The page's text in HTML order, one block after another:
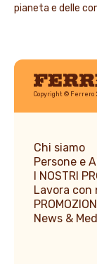
pianeta e delle
Ferrero
Copyright © Ferrero
Chi siamo
Persone e
I NOSTRI
Lavora con
News &